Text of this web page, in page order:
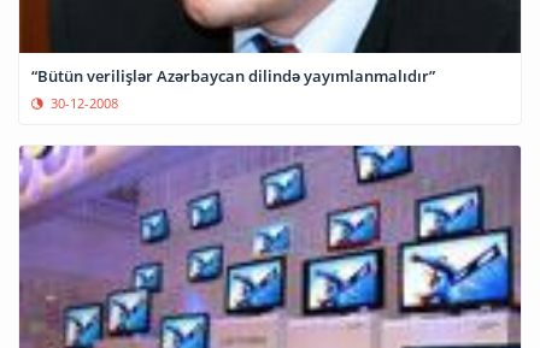
“Bütün verilişlər Azərbaycan dilində yayımlanmalıdır”
30-12-2008